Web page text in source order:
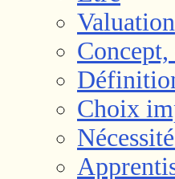
Valuation
Choix